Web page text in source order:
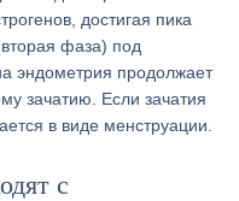
достигая пика
фаза) под
эндометрия продолжает
зачатию. Если зачатия
в виде менструации.
с